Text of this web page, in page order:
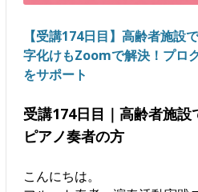
【受講174日目】高齢者施設
字化けもZoomで解決！プロ
をサポート
受講174日目｜高齢者施
ピアノ奏者の方
こんにちは。